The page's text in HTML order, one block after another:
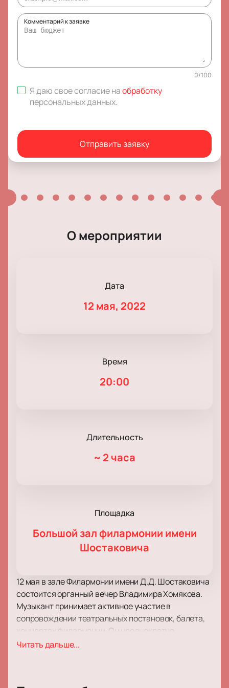
Комментарий к заявке
0/100
Я даю свое согласие наобработку
персональных данных.
Отправить заявку
О мероприятии
Дата
12 мая, 2022
Время
20:00
Длительность
~ 2 часа
Площадка
Большой зал филармонии имени
Шостаковича
12 мая в зале Филармонии имени Д.Д. Шостаковича
состоится органный вечер Владимира Хомякова.
Музыкант принимает активное участие в
сопровождении театральных постановок, балета,
концертах филармонии. Он неоднократно
становился лауреатом музыкальных премий и
Читать дальше...